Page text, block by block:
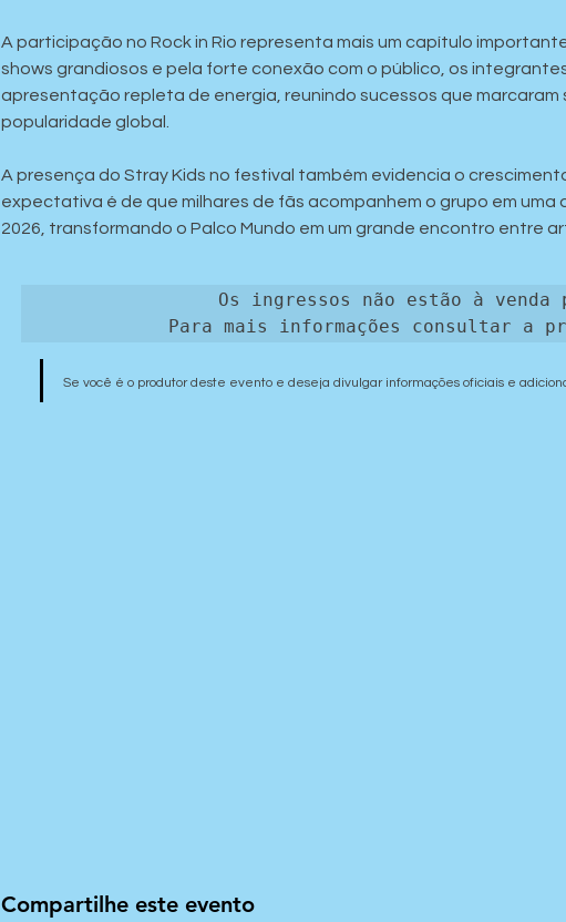
A participação no Rock in Rio representa mais um capítulo
shows grandiosos e pela forte conexão com o público, os
apresentação repleta de energia, reunindo sucessos que marcaram
popularidade global.
A presença do Stray Kids no festival também evidencia o
expectativa é de que milhares de fãs acompanhem o grupo em uma
2026, transformando o Palco Mundo em um grande encontro entre
Os ingressos não estão à venda
Para mais informações consultar a
Se você é o produtor deste evento e deseja divulgar informações oficiais e
Compartilhe este evento